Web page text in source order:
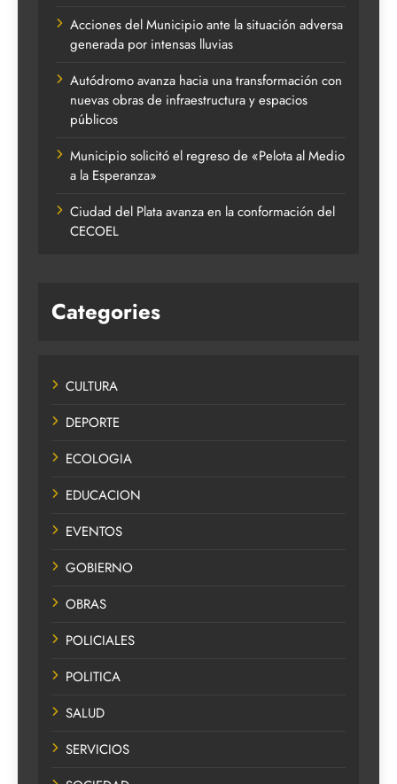
Acciones del Municipio ante la situación adversa
generada por intensas lluvias
Autódromo avanza hacia una transformación con
nuevas obras de infraestructura y espacios
públicos
Municipio solicitó el regreso de «Pelota al Medio
a la Esperanza»
Ciudad del Plata avanza en la conformación del
CECOEL
Categories
CULTURA
DEPORTE
ECOLOGIA
EDUCACION
EVENTOS
GOBIERNO
OBRAS
POLICIALES
POLITICA
SALUD
SERVICIOS